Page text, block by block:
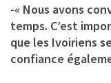
-« Nous avons
temps. C’est
que les Ivoiriens
confiance